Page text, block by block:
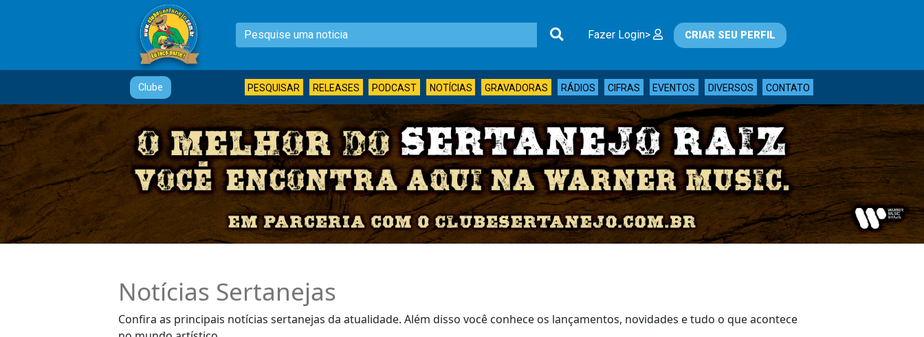
Fazer Login> CRIAR SEU PERFIL
Clube PESQUISAR RELEASES PODCAST NOTÍCIAS GRAVADORAS RÁDIOS CIFRAS EVENTOS DIVERSOS CONTATO
Notícias Sertanejas
Confira as principais notícias sertanejas da atualidade. Além disso você conhece os lançamentos, novidades e tudo o que acontece